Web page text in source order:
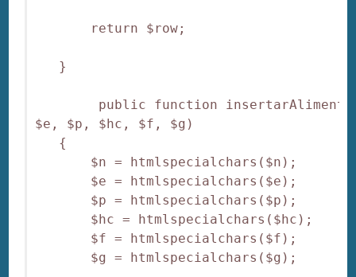
return $row;
}
public function
$e, $p, $hc, $f, $g)
{
$n = htmlspecialchars($n);
$e = htmlspecialchars($e);
$p = htmlspecialchars($p);
$hc = htmlspecialchars($hc);
$f = htmlspecialchars($f);
$g = htmlspecialchars($g);